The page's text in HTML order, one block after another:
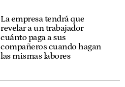
La empresa tendrá que
revelar a un trabajador
cuánto paga a sus
compañeros cuando hagan
las mismas labores